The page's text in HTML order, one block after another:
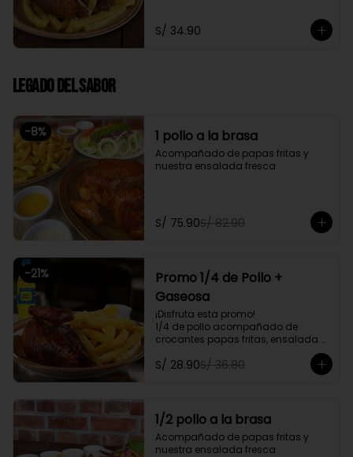
S/ 34.90
Legado del Sabor
-8% 1 pollo a la brasa
Acompañado de papas fritas y
nuestra ensalada fresca
S/ 75.90S/ 82.90
-21%
Promo 1/4 de Pollo +
Gaseosa
¡Disfruta esta promo!
1/4 de pollo acompañado de
crocantes papas fritas, ensalada
personal y gratis una gaseosa de
500ml.
S/ 28.90S/ 36.80
1/2 pollo a la brasa
Acompañado de papas fritas y
nuestra ensalada fresca